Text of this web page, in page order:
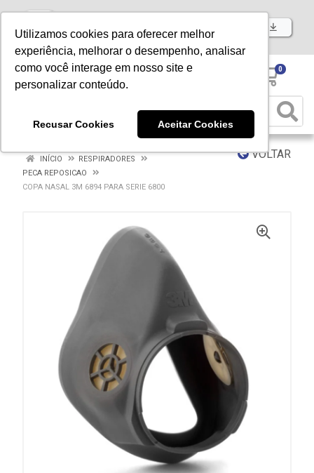
Utilizamos cookies para oferecer melhor
experiência, melhorar o desempenho, analisar
como você interage em nosso site e
personalizar conteúdo.
Recusar Cookies Aceitar Cookies
Baixe já nosso APP
0
VOLTAR
INÍCIO
RESPIRADORES
PECA REPOSICAO
COPA NASAL 3M 6894 PARA SERIE 6800